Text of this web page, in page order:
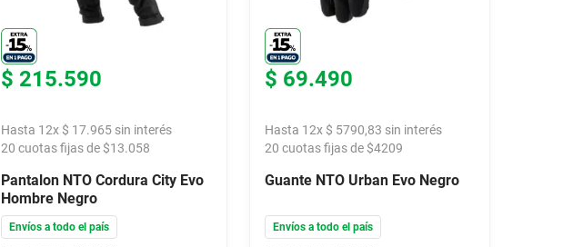
$ 215.590
Hasta 12x $ 17.965 sin interés
20 cuotas fijas de $13.058
Pantalon NTO Cordura City Evo
Hombre Negro
Envíos a todo el país
$ 69.490
Hasta 12x $ 5790,83 sin interés
20 cuotas fijas de $4209
Guante NTO Urban Evo Negro
Envíos a todo el país